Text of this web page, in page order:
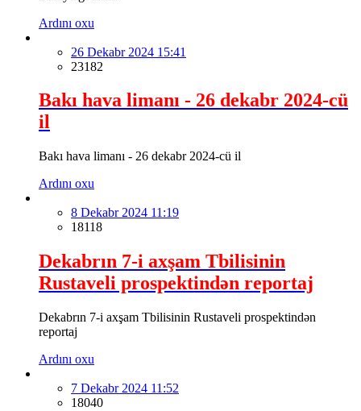
Ardını oxu
26 Dekabr 2024 15:41
23182
Bakı hava limanı - 26 dekabr 2024-cü
il
Bakı hava limanı - 26 dekabr 2024-cü il
Ardını oxu
8 Dekabr 2024 11:19
18118
Dekabrın 7-i axşam Tbilisinin
Rustaveli prospektindən reportaj
Dekabrın 7-i axşam Tbilisinin Rustaveli prospektindən
reportaj
Ardını oxu
7 Dekabr 2024 11:52
18040